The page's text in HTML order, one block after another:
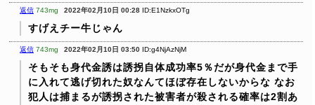
返信 743mg 2022年02月10日 00:28 ID:E1NzkxOTg
すげえチー牛じゃん
返信 743mg 2022年02月10日 03:50 ID:g4NjAzNjM
そもそも身代金誘は誘拐自体成功率5％だが身代金まで手
に入れて逃げ切れた奴なんてほぼ存在しないからな なお
犯人は捕まるが誘拐された被害者が殺される確率は2割あ